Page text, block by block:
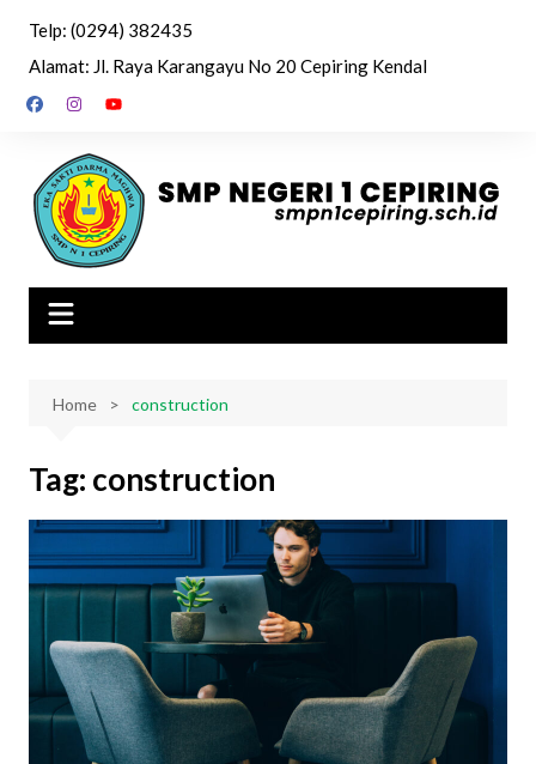
content
Telp: (0294) 382435
Alamat: Jl. Raya Karangayu No 20 Cepiring Kendal
Home construction
Tag: construction